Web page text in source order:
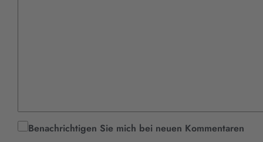
Benachrichtigen Sie mich bei neuen Kommentaren